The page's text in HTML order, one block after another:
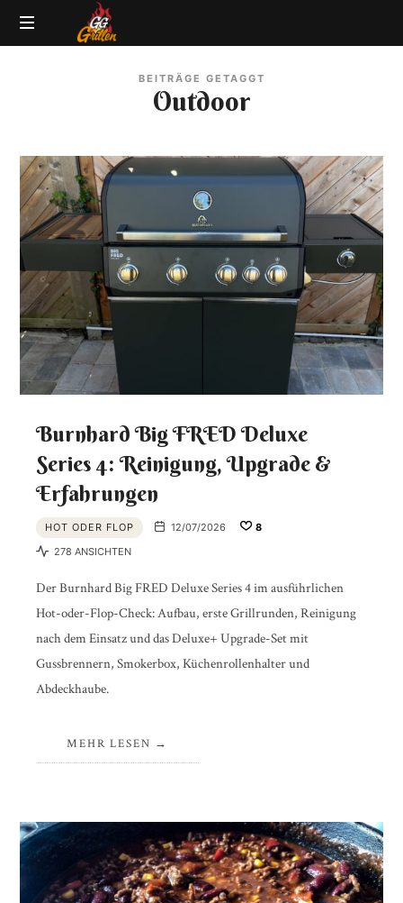
GG-
|
BBQ
Lexikon
BEITRÄGE GETAGGT
Outdoor
Burnhard Big FRED Deluxe
Series 4: Reinigung, Upgrade &
Erfahrungen
HOT ODER FLOP 12/07/2026
8
278 ANSICHTEN
Der Burnhard Big FRED Deluxe Series 4 im ausführlichen
Hot-oder-Flop-Check: Aufbau, erste Grillrunden, Reinigung
nach dem Einsatz und das Deluxe+ Upgrade-Set mit
Gussbrennern, Smokerbox, Küchenrollenhalter und
Abdeckhaube.
MEHR LESEN